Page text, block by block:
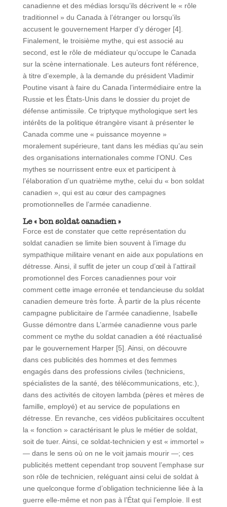
canadienne et des médias lorsqu’ils décrivent le « rôle
traditionnel » du Canada à l’étranger ou lorsqu’ils
accusent le gouvernement Harper d’y déroger [4].
Finalement, le troisième mythe, qui est associé au
second, est le rôle de médiateur qu’occupe le Canada
sur la scène internationale. Les auteurs font référence,
à titre d’exemple, à la demande du président Vladimir
Poutine visant à faire du Canada l’intermédiaire entre la
Russie et les États-Unis dans le dossier du projet de
défense antimissile. Ce triptyque mythologique sert les
intérêts de la politique étrangère visant à présenter le
Canada comme une « puissance moyenne »
moralement supérieure, tant dans les médias qu’au sein
des organisations internationales comme l’ONU. Ces
mythes se nourrissent entre eux et participent à
l’élaboration d’un quatrième mythe, celui du « bon soldat
canadien », qui est au cœur des campagnes
promotionnelles de l’armée canadienne.
Le« bon soldat canadien»
Force est de constater que cette représentation du
soldat canadien se limite bien souvent à l’image du
sympathique militaire venant en aide aux populations en
détresse. Ainsi, il suffit de jeter un coup d’œil à l’attirail
promotionnel des Forces canadiennes pour voir
comment cette image erronée et tendancieuse du soldat
canadien demeure très forte. À partir de la plus récente
campagne publicitaire de l’armée canadienne, Isabelle
Gusse démontre dans L’armée canadienne vous parle
comment ce mythe du soldat canadien a été réactualisé
par le gouvernement Harper [5]. Ainsi, on découvre
dans ces publicités des hommes et des femmes
engagés dans des professions civiles (techniciens,
spécialistes de la santé, des télécommunications, etc.),
dans des activités de citoyen lambda (pères et mères de
famille, employé) et au service de populations en
détresse. En revanche, ces vidéos publicitaires occultent
la « fonction » caractérisant le plus le métier de soldat,
soit de tuer. Ainsi, ce soldat-technicien y est « immortel »
— dans le sens où on ne le voit jamais mourir —; ces
publicités mettent cependant trop souvent l’emphase sur
son rôle de technicien, reléguant ainsi celui de soldat à
une quelconque forme d’obligation technicienne liée à la
guerre elle-même et non pas à l’État qui l’emploie. Il est